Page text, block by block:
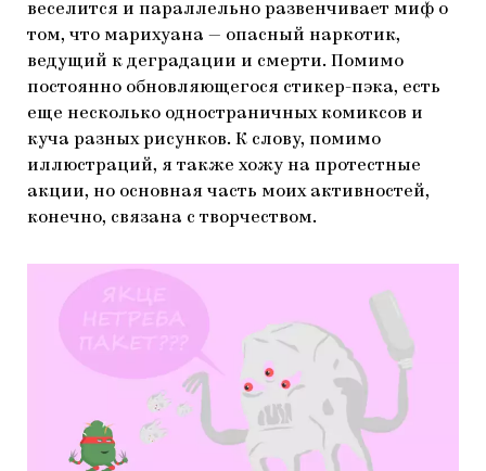
веселится и параллельно развенчивает миф о
том, что марихуана — опасный наркотик,
ведущий к деградации и смерти. Помимо
постоянно обновляющегося стикер-пэка, есть
еще несколько одностраничных комиксов и
куча разных рисунков. К слову, помимо
иллюстраций, я также хожу на протестные
акции, но основная часть моих активностей,
конечно, связана с творчеством.